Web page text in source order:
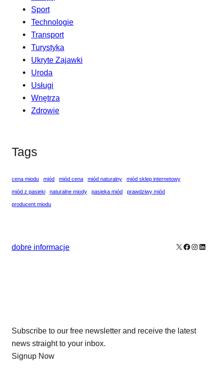
Sport
Technologie
Transport
Turystyka
Ukryte Zajawki
Uroda
Usługi
Wnętrza
Zdrowie
Tags
cena miodu miód miód cena miód naturalny miód sklep internetowy
miód z pasieki naturalne miody pasieka miód prawdziwy miód
producent miodu
dobre informacje X Facebook
Subscribe to our free newsletter and receive the latest
news straight to your inbox.
Signup Now